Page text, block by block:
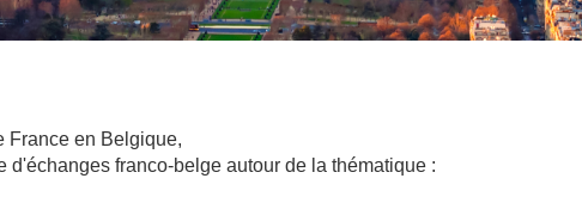
France en Belgique,
franco-belge autour de la thématique :